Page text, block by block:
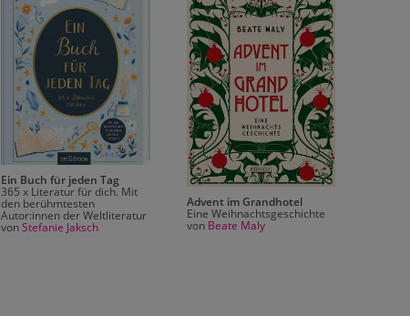
Ein Buch für jeden Tag
365 x Literatur für dich. Mit
den berühmtesten
Autor:innen der Weltliteratur
vonStefanie Jaksch
Advent im Grandhotel
Eine Weihnachtsgeschichte
von Beate Maly